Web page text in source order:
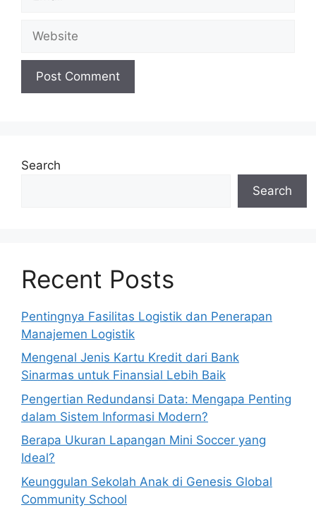
Search
Search
Recent Posts
Pentingnya Fasilitas Logistik dan Penerapan
Manajemen Logistik
Mengenal Jenis Kartu Kredit dari Bank
Sinarmas untuk Finansial Lebih Baik
Pengertian Redundansi Data: Mengapa Penting
dalam Sistem Informasi Modern?
Berapa Ukuran Lapangan Mini Soccer yang
Ideal?
Keunggulan Sekolah Anak di Genesis Global
Community School